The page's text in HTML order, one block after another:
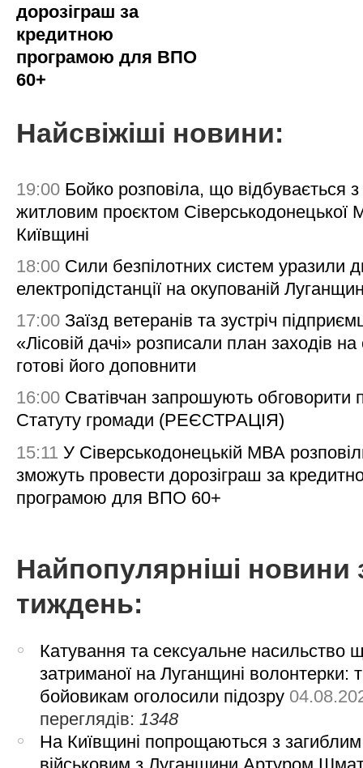
дорозіграш за
кредитною
програмою для ВПО
60+
Найсвіжіші новини:
19:00 Бойко розповіла, що відбувається з
житловим проєктом Сіверськодонецької
Київщині
18:00 Сили безпілотних систем уразили
електропідстанції на окупованій
17:00 Заїзд ветеранів та зустріч
«Лісовій дачі» розписали план заходів на
готові його доповнити
16:00 Сватівчан запрошують обговорити
Статуту громади (РЕЄСТРАЦІЯ)
15:11 У Сіверськодонецькій МВА
зможуть провести дорозіграш за
програмою для ВПО 60+
Найпопулярніші новини
тиждень:
Катування та сексуальне насильство
затриманої на Луганщині волонтерки:
бойовикам оголосили підозру
переглядів: 1348
На Київщині попрощаються з загиблим